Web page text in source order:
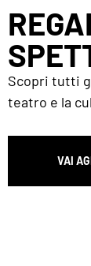
Scopri tutti
teatro e la
VAI